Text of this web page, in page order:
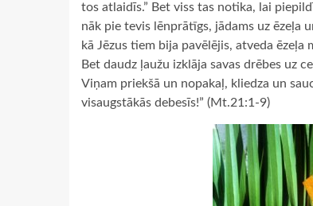
tos atlaidīs.” Bet viss tas notika, lai
nāk pie tevis lēnprātīgs, jādams uz ēzeļa
kā Jēzus tiem bija pavēlējis, atveda
Bet daudz ļaužu izklāja savas drēbes uz
Viņam priekšā un nopakaļ, kliedza un
visaugstākās debesīs!” (Mt.21:1-9)